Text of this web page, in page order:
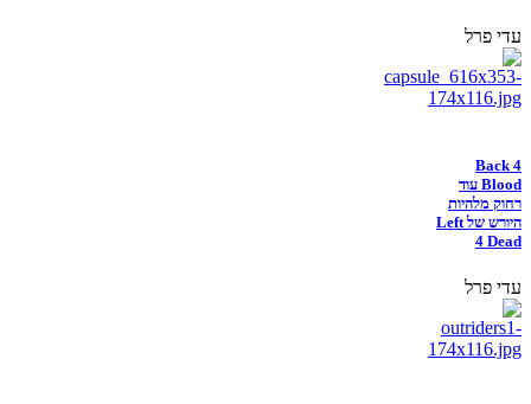
עדי פרל
Back 4
Blood עוד
רחוק מלהיות
היורש של Left
4 Dead
עדי פרל